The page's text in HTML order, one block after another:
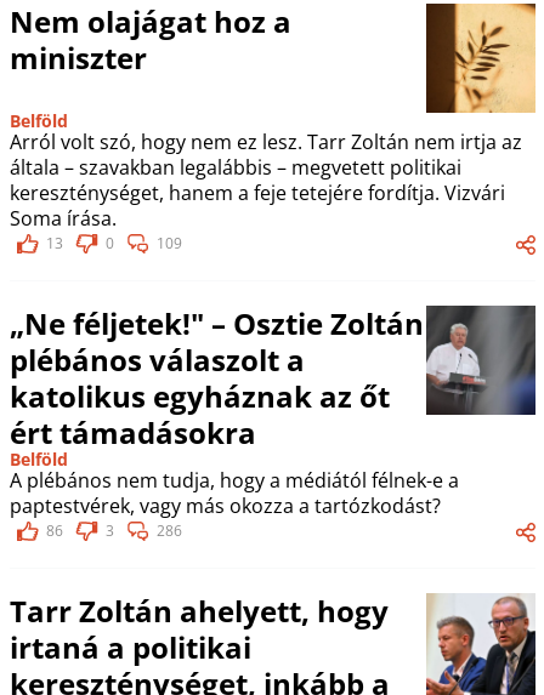
Nem olajágat hoz a
miniszter
Belföld
Arról volt szó, hogy nem ez lesz. Tarr Zoltán nem irtja az
általa – szavakban legalábbis – megvetett politikai
kereszténységet, hanem a feje tetejére fordítja. Vizvári
Soma írása.
13 0 109
„Ne féljetek!" – Osztie Zoltán
plébános válaszolt a
katolikus egyháznak az őt
ért támadásokra
Belföld
A plébános nem tudja, hogy a médiától félnek-e a
paptestvérek, vagy más okozza a tartózkodást?
86 3 286
Tarr Zoltán ahelyett, hogy
irtaná a politikai
kereszténységet, inkább a